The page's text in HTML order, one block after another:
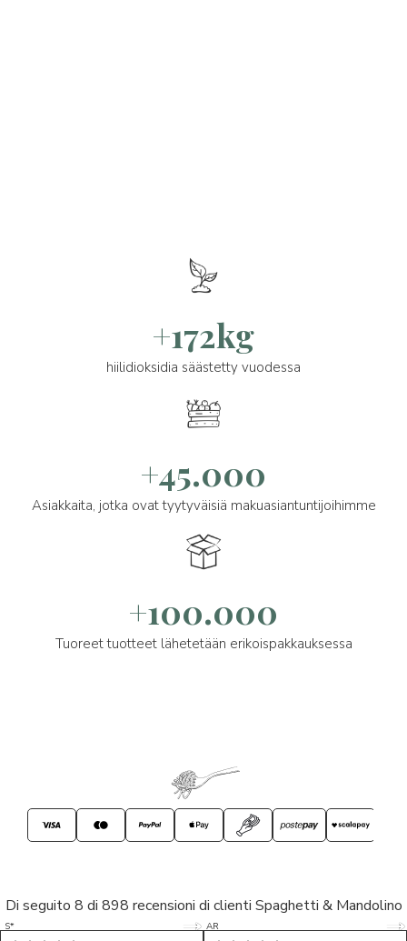
+172kg
hiilidioksidia säästetty vuodessa
+45.000
Asiakkaita, jotka ovat tyytyväisiä makuasiantuntijoihimme
+100.000
Tuoreet tuotteet lähetetään erikoispakkauksessa
Di seguito 8 di 898 recensioni di clienti Spaghetti & Mandolino
S* 5/5 AR 5/5